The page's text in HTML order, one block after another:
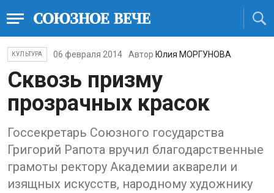
КУЛЬТУРА 06 февраля 2014 Автор Юлия МОРГУНОВА
Сквозь призму
прозрачных красок
Госсекретарь Союзного государства
Григорий Рапота вручил благодарственные
грамоты ректору Академии акварели и
изящных искусств, народному художнику